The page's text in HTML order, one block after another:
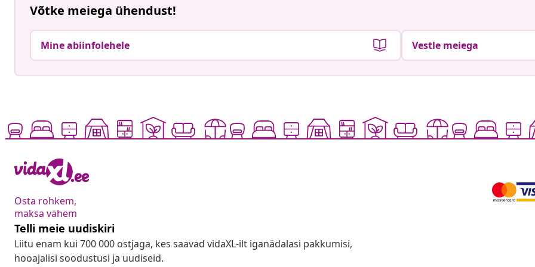
Võtke meiega ühendust!
Mine abiinfolehele Vestle meiega
Osta rohkem,
maksa vähem
Telli meie uudiskiri
Liitu enam kui 700 000 ostjaga, kes saavad vidaXL-ilt iganädalasi pakkumisi,
hooajalisi soodustusi ja uudiseid.